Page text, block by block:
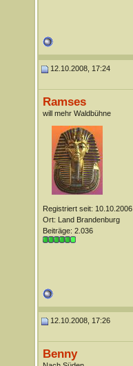
12.10.2008, 17:24
Ramses
will mehr Waldbühne
Registriert seit: 10.10.2006
Ort: Land Brandenburg
Beiträge: 2.036
12.10.2008, 17:26
Benny